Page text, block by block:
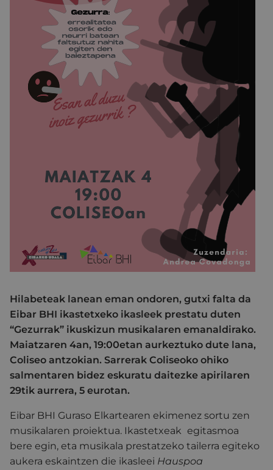
Hilabeteak lanean eman ondoren, gutxi falta da
Eibar BHI ikastetxeko ikasleek prestatu duten
“Gezurrak” ikuskizun musikalaren emanaldirako.
Maiatzaren 4an, 19:00etan aurkeztuko dute lana,
Coliseo antzokian. Sarrerak Coliseoko ohiko
salmentaren bidez eskuratu daitezke apirilaren
29tik aurrera, 5 eurotan.
Eibar BHI Guraso Elkartearen ekimenez sortu zen
musikalaren proiektua. Ikastetxeak egitasmoa
bere egin, eta musikala prestatzeko tailerra egiteko
aukera eskaintzen die ikasleei Hauspoa